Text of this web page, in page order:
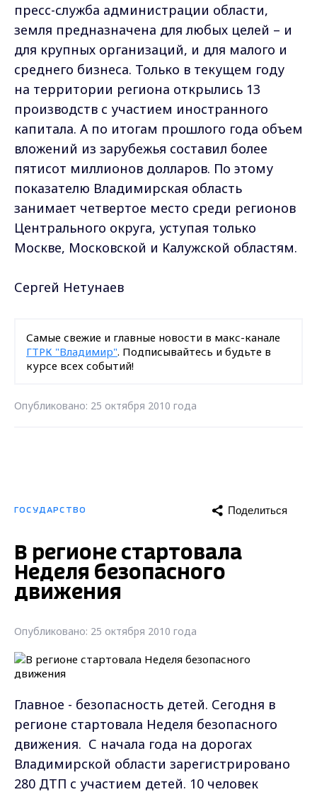
пресс-служба администрации области,
земля предназначена для любых целей – и
для крупных организаций, и для малого и
среднего бизнеса. Только в текущем году
на территории региона открылись 13
производств с участием иностранного
капитала. А по итогам прошлого года объем
вложений из зарубежья составил более
пятисот миллионов долларов. По этому
показателю Владимирская область
занимает четвертое место среди регионов
Центрального округа, уступая только
Москве, Московской и Калужской областям.
Сергей Нетунаев
Самые свежие и главные новости в макс-канале
ГТРК "Владимир". Подписывайтесь и будьте в
курсе всех событий!
Опубликовано: 25 октября 2010 года
ГОСУДАРСТВО Поделиться
В регионе стартовала
Неделя безопасного
движения
Опубликовано: 25 октября 2010 года
Главное - безопасность детей. Сегодня в
регионе стартовала Неделя безопасного
движения. С начала года на дорогах
Владимирской области зарегистрировано
280 ДТП с участием детей. 10 человек